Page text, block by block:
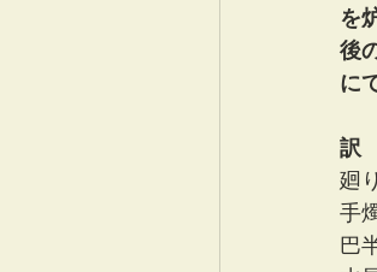
を
後
に
訳
廻
手
巴